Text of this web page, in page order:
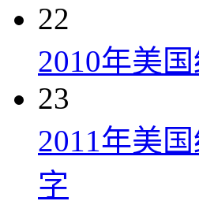
22
2010年美
23
2011年美
字